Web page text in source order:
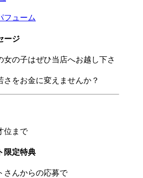
ージ
女の子はぜひ当店へお越し下さ
さをお金に変えませんか？
位まで
限定特典
さんからの応募で